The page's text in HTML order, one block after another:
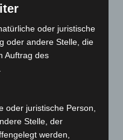
oder juristische
oder andere Stelle, die
Auftrag des
oder juristische Person,
Stelle, der
werden,